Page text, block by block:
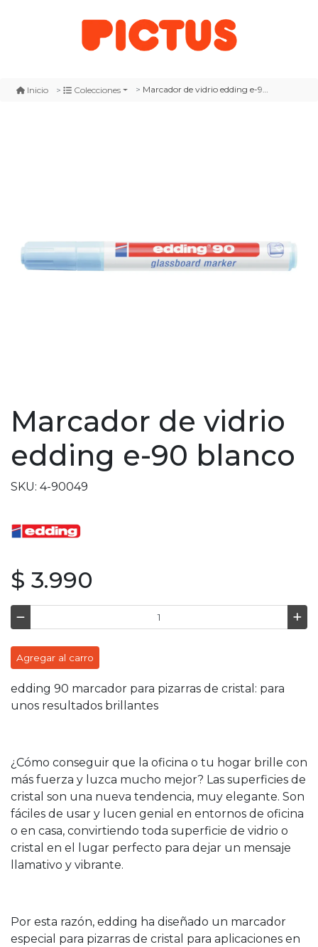
Inicio Colecciones Marcador de vidrio edding e-90 blanco
Marcador de vidrio
edding e-90 blanco
SKU: 4-90049
$ 3.990
Agregar al carro
edding 90 marcador para pizarras de cristal: para
unos resultados brillantes
¿Cómo conseguir que la oficina o tu hogar brille con
más fuerza y luzca mucho mejor? Las superficies de
cristal son una nueva tendencia, muy elegante. Son
fáciles de usar y lucen genial en entornos de oficina
o en casa, convirtiendo toda superficie de vidrio o
cristal en el lugar perfecto para dejar un mensaje
llamativo y vibrante.
Por esta razón, edding ha diseñado un marcador
especial para pizarras de cristal para aplicaciones en